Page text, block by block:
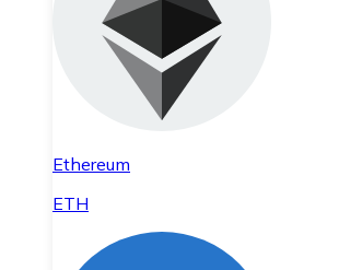
Ethereum
ETH